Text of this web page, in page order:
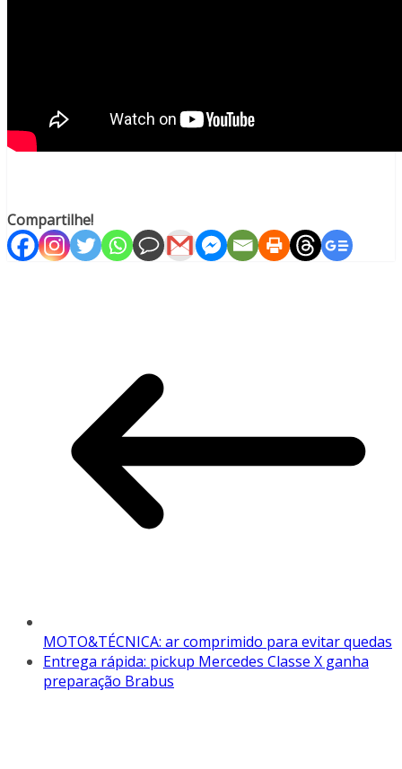
Compartilhe!
MOTO&TÉCNICA: ar comprimido para evitar quedas
Entrega rápida: pickup Mercedes Classe X ganha
preparação Brabus